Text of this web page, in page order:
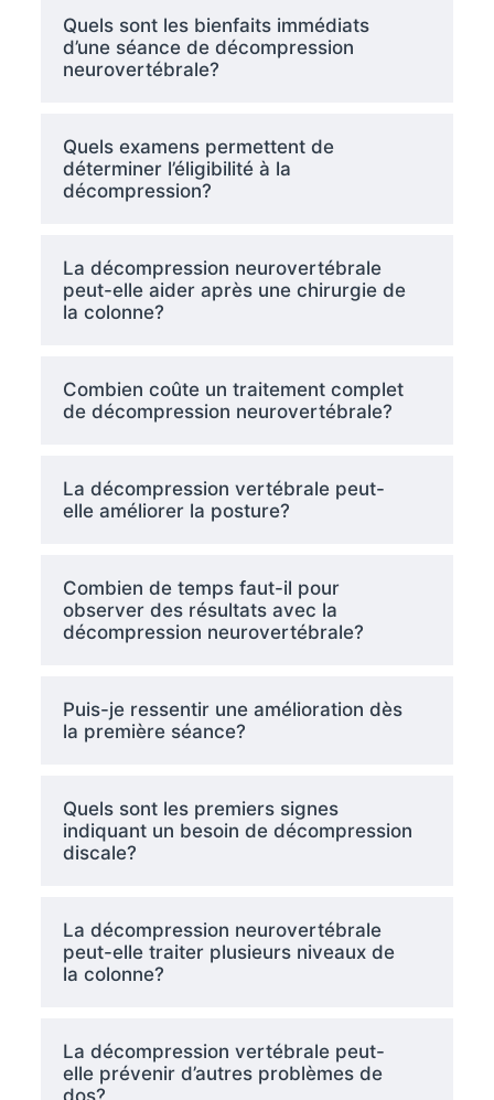
Quels sont les bienfaits immédiats
d’une séance de décompression
neurovertébrale?
Quels examens permettent de
déterminer l’éligibilité à la
décompression?
La décompression neurovertébrale
peut-elle aider après une chirurgie de
la colonne?
Combien coûte un traitement complet
de décompression neurovertébrale?
La décompression vertébrale peut-
elle améliorer la posture?
Combien de temps faut-il pour
observer des résultats avec la
décompression neurovertébrale?
Puis-je ressentir une amélioration dès
la première séance?
Quels sont les premiers signes
indiquant un besoin de décompression
discale?
La décompression neurovertébrale
peut-elle traiter plusieurs niveaux de
la colonne?
La décompression vertébrale peut-
elle prévenir d’autres problèmes de
dos?